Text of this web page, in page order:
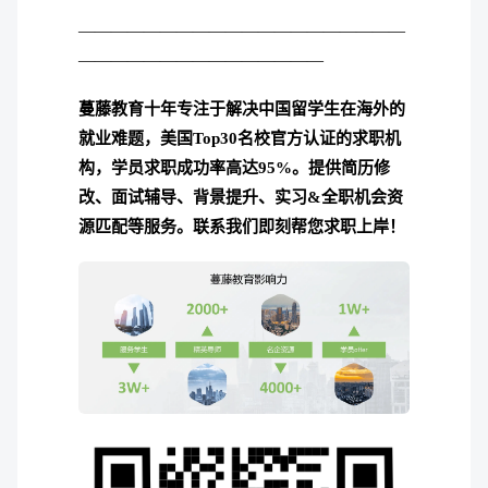
————————————————————
———————————————
蔓藤教育十年专注于解决中国留学生在海外的
就业难题，美国Top30名校官方认证的求职机
构，学员求职成功率高达95%。 提供简历修
改、面试辅导、背景提升、实习&全职机会资
源匹配等服务。联系我们即刻帮您求职上岸！